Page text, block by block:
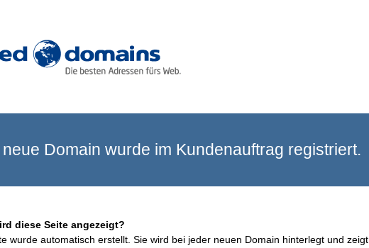
Domain wurde im Kundenauftrag registriert.
diese Seite angezeigt?
wurde automatisch erstellt. Sie wird bei jeder neuen Domain hinterlegt und zeigt,